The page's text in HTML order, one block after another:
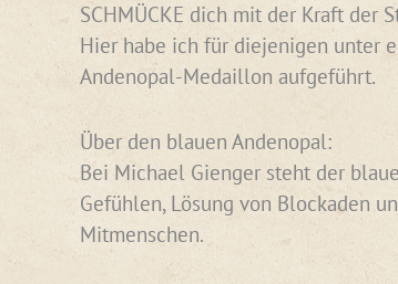
SCHMÜCKE dich mit der Kraft der
Hier habe ich für diejenigen unter
Andenopal-Medaillon aufgeführt.
Über den blauen Andenopal:
Bei Michael Gienger steht der
Gefühlen, Lösung von Blockaden
Mitmenschen.